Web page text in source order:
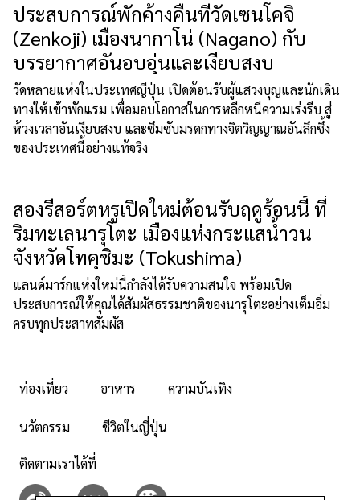
ประสบการณ์พักค้างคืนที่วัดเซนโคจิ
(Zenkoji) เมืองนากาโน่ (Nagano) กับ
บรรยากาศอันอบอุ่นและเงียบสงบ
วัดหลายแห่งในประเทศญี่ปุ่น เปิดต้อนรับผู้แสวงบุญและนักเดิน
ทางให้เข้าพักแรม เพื่อมอบโอกาสในการหลีกหนีความเร่งรีบ สู่
ห้วงเวลาอันเงียบสงบ และซึมซับมรดกทางจิตวิญญาณอันลึกซึ้ง
ของประเทศนี้อย่างแท้จริง
สองรีสอร์ตหรูเปิดใหม่ต้อนรับฤดูร้อนนี้ ที่
ริมทะเลนารุโตะ เมืองแห่งกระแสน้ำวน
จังหวัดโทคุชิมะ (Tokushima)
แลนด์มาร์กแห่งใหม่นี้กำลังได้รับความสนใจ พร้อมเปิด
ประสบการณ์ให้คุณได้สัมผัสธรรมชาติของนารุโตะอย่างเต็มอิ่ม
ครบทุกประสาทสัมผัส
ท่องเที่ยว อาหาร ความบันเทิง
นวัตกรรม ชีวิตในญี่ปุ่น
ติดตามเราได้ที่